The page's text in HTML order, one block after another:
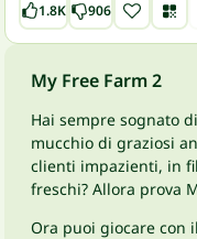
1.8K 906
My Free Farm 2
Hai sempre sognato
mucchio di graziosi
clienti impazienti, in
freschi? Allora prova
Ora puoi giocare con